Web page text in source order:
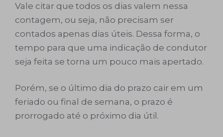
Vale citar que todos os dias valem nessa
contagem, ou seja, não precisam ser
contados apenas dias úteis. Dessa forma, o
tempo para que uma indicação de condutor
seja feita se torna um pouco mais apertado.
Porém, se o último dia do prazo cair em um
feriado ou final de semana, o prazo é
prorrogado até o próximo dia útil.